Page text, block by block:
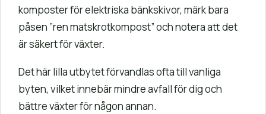
komposter för elektriska bänkskivor, märk bara
påsen ”ren matskrotkompost” och notera att det
är säkert för växter.
Det här lilla utbytet förvandlas ofta till vanliga
byten, vilket innebär mindre avfall för dig och
bättre växter för någon annan.